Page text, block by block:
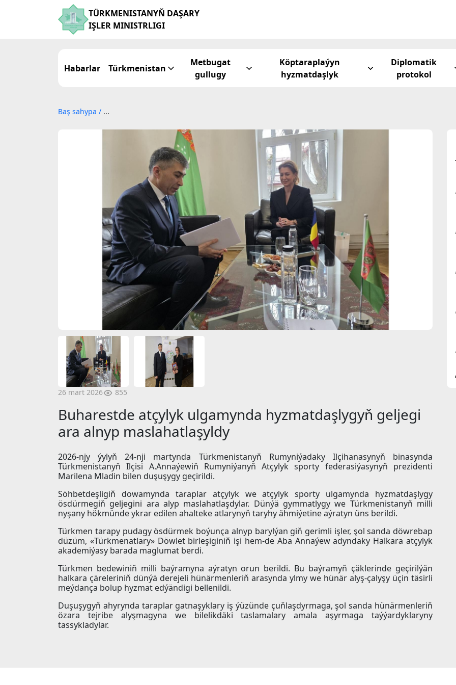
TÜRKMENISTANYŇ DAŞARY
IŞLER MINISTRLIGI
Habarlar Türkmenistan
Metbugat
gullugy
Köptaraplaýyn
hyzmatdaşlyk
Diplomatik
protokol
Baş sahypa / ...
26 mart 2026 855
Buharestde atçylyk ulgamynda hyzmatdaşlygyň geljegi
ara alnyp maslahatlaşyldy
2026-njy ýylyň 24-nji martynda Türkmenistanyň Rumyniýadaky Ilçihanasynyň binasynda
Türkmenistanyň Ilçisi A.Annaýewiň Rumyniýanyň Atçylyk sporty federasiýasynyň prezidenti
Marilena Mladin bilen duşuşygy geçirildi.
Söhbetdeşligiň dowamynda taraplar atçylyk we atçylyk sporty ulgamynda hyzmatdaşlygy
ösdürmegiň geljegini ara alyp maslahatlaşdylar. Dünýä gymmatlygy we Türkmenistanyň milli
nyşany hökmünde ykrar edilen ahalteke atlarynyň taryhy ähmiýetine aýratyn üns berildi.
Türkmen tarapy pudagy ösdürmek boýunça alnyp barylýan giň gerimli işler, şol sanda döwrebap
düzüm, «Türkmenatlary» Döwlet birleşiginiň işi hem-de Aba Annaýew adyndaky Halkara atçylyk
akademiýasy barada maglumat berdi.
Türkmen bedewiniň milli baýramyna aýratyn orun berildi. Bu baýramyň çäklerinde geçirilýän
halkara çäreleriniň dünýä derejeli hünärmenleriň arasynda ylmy we hünär alyş-çalyşy üçin täsirli
meýdança bolup hyzmat edýändigi bellenildi.
Duşuşygyň ahyrynda taraplar gatnaşyklary iş ýüzünde çuňlaşdyrmaga, şol sanda hünärmenleriň
özara tejribe alyşmagyna we bilelikdäki taslamalary amala aşyrmaga taýýardyklaryny
tassykladylar.